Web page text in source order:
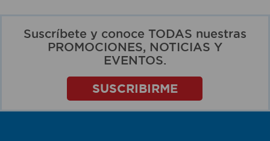
Suscríbete y conoce TODAS nuestras
PROMOCIONES, NOTICIAS Y
EVENTOS.
SUSCRIBIRME